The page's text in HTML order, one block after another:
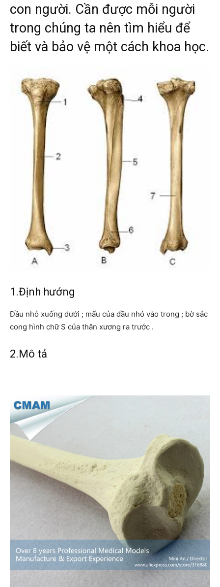
con người. Cần được mỗi người
trong chúng ta nên tìm hiểu để
biết và bảo vệ một cách khoa học.
1.Định hướng
Đầu nhỏ xuống dưới ; mấu của đầu nhỏ vào trong ; bờ sắc
cong hình chữ S của thân xương ra trước .
2.Mô tả